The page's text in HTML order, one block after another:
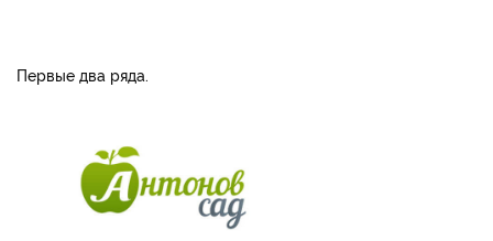
Первые два ряда.